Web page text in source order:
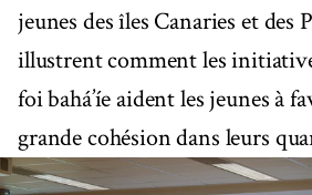
jeunes des îles Canaries et des
illustrent comment les
foi bahá’íe aident les jeunes à
grande cohésion dans leurs